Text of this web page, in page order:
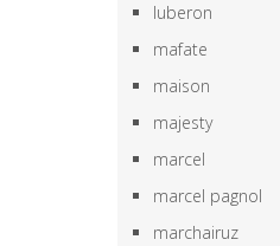
luberon
mafate
maison
majesty
marcel
marcel pagnol
marchairuz